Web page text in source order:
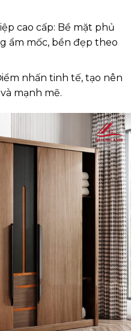
cao cấp: Bề mặt phủ
ẩm mốc, bền đẹp theo
nhấn tinh tế, tạo nên
mạnh mẽ.